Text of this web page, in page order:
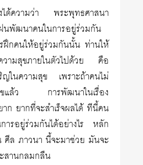
ได้ความว่า พระพุทธศาสนา
นพัฒนาคนในการอยู่ร่วมกัน
ฝึกคนให้อยู่ร่วมกันนั้น ท่านให้
วามสุขภายในตัวไปด้วย คือ
ญในความสุข เพราะถ้าคนไม่
สุขแล้ว การพัฒนาในเรื่อง
ก ยากที่จะสำเร็จผลได้ ทีนี้คน
ารอยู่ร่วมกันได้อย่างไร หลัก
ศีล ภาวนา นี้จะมาช่วย มันจะ
สานกลมกลืน